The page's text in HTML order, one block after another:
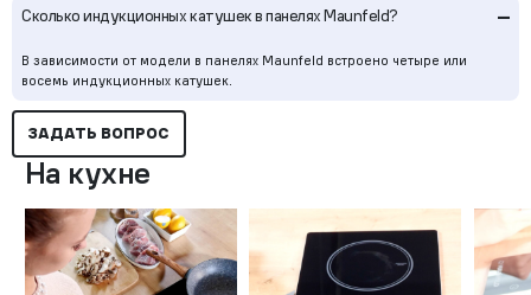
Сколько индукционных катушек в панелях Maunfeld? –
В зависимости от модели в панелях Maunfeld встроено четыре или
восемь индукционных катушек.
ЗАДАТЬ ВОПРОС
На кухне